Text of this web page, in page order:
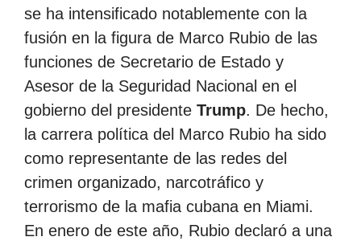
se ha intensificado notablemente con la
fusión en la figura de Marco Rubio de las
funciones de Secretario de Estado y
Asesor de la Seguridad Nacional en el
gobierno del presidente Trump. De hecho,
la carrera política del Marco Rubio ha sido
como representante de las redes del
crimen organizado, narcotráfico y
terrorismo de la mafia cubana en Miami.
En enero de este año, Rubio declaró a una